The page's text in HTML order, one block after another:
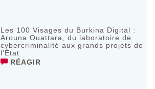
Les 100 Visages du Burkina Digital :
Arouna Ouattara, du laboratoire de
cybercriminalité aux grands projets de
l’État
RÉAGIR